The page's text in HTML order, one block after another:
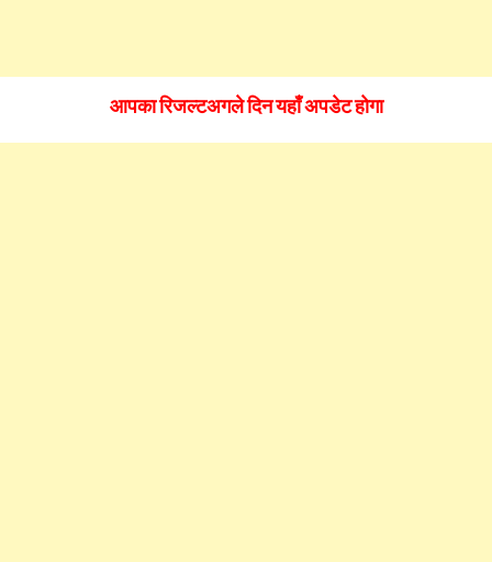
आपकारिजल्टअगलेदिनयहाँ अपडेट होगा